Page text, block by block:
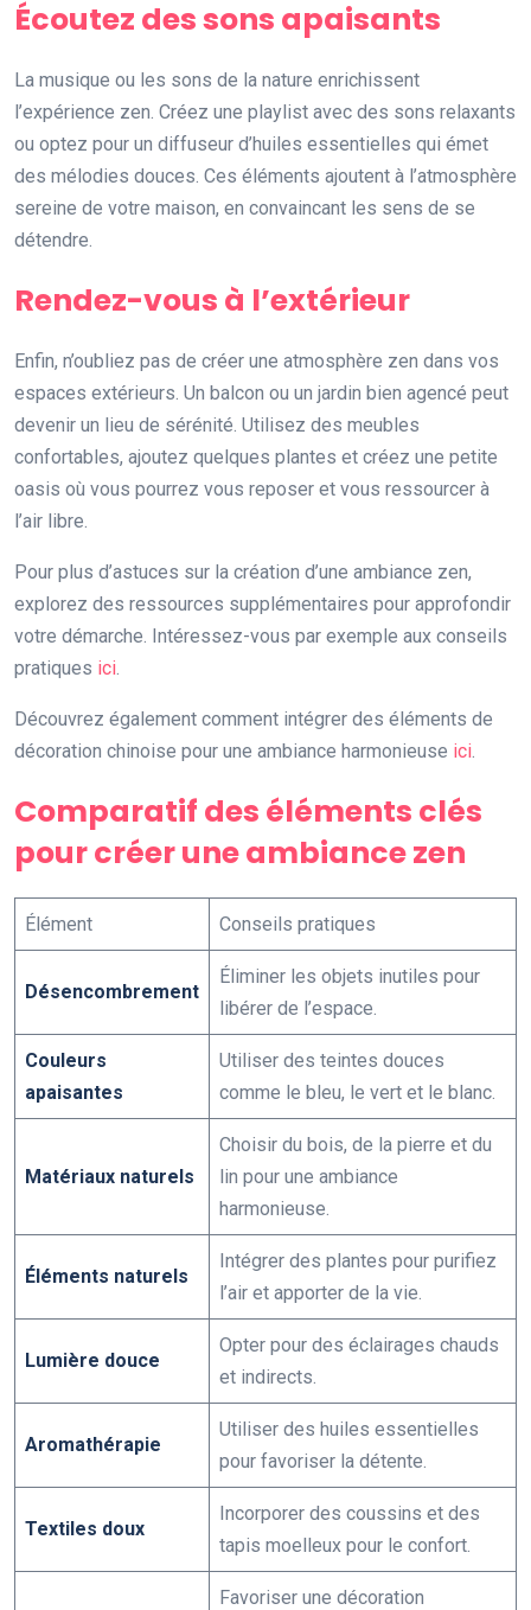
Écoutez des sons apaisants
La musique ou les sons de la nature enrichissent
l’expérience zen. Créez une playlist avec des sons relaxants
ou optez pour un diffuseur d’huiles essentielles qui émet
des mélodies douces. Ces éléments ajoutent à l’atmosphère
sereine de votre maison, en convaincant les sens de se
détendre.
Rendez-vous à l’extérieur
Enfin, n’oubliez pas de créer une atmosphère zen dans vos
espaces extérieurs. Un balcon ou un jardin bien agencé peut
devenir un lieu de sérénité. Utilisez des meubles
confortables, ajoutez quelques plantes et créez une petite
oasis où vous pourrez vous reposer et vous ressourcer à
l’air libre.
Pour plus d’astuces sur la création d’une ambiance zen,
explorez des ressources supplémentaires pour approfondir
votre démarche. Intéressez-vous par exemple aux conseils
pratiques ici.
Découvrez également comment intégrer des éléments de
décoration chinoise pour une ambiance harmonieuse ici.
Comparatif des éléments clés
pour créer une ambiance zen
Élément Conseils pratiques
Désencombrement
Éliminer les objets inutiles pour
libérer de l’espace.
Couleurs
apaisantes
Utiliser des teintes douces
comme le bleu, le vert et le blanc.
Matériaux naturels
Choisir du bois, de la pierre et du
lin pour une ambiance
harmonieuse.
Éléments naturels
Intégrer des plantes pour purifiez
l’air et apporter de la vie.
Lumière douce
Opter pour des éclairages chauds
et indirects.
Aromathérapie
Utiliser des huiles essentielles
pour favoriser la détente.
Textiles doux
Incorporer des coussins et des
tapis moelleux pour le confort.
Favoriser une décoration